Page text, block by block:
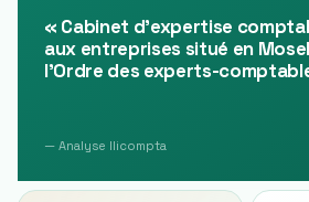
« Cabinet d'expertise
aux entreprises situé en
l'Ordre des experts-
— Analyse Ilicompta